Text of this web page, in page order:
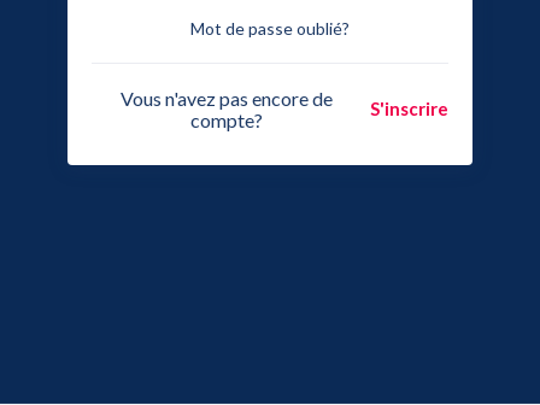
Mot de passe oublié?
Vous n'avez pas encore de
compte?
S'inscrire